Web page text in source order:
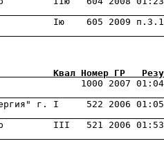
Iю    605 2009
Квал Номер
1000 2007
г. I     522 2006